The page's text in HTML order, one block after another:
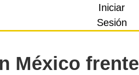
Iniciar
Sesión
México frente